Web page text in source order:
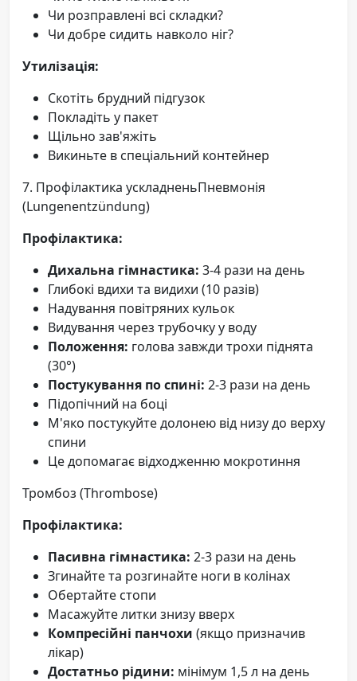
Чи розправлені всі складки?
Чи добре сидить навколо ніг?
Утилізація:
Скотіть брудний підгузок
Покладіть у пакет
Щільно зав'яжіть
Викиньте в спеціальний контейнер
7. Профілактика ускладненьПневмонія
(Lungenentzündung)
Профілактика:
Дихальна гімнастика: 3-4 рази на день
Глибокі вдихи та видихи (10 разів)
Надування повітряних кульок
Видування через трубочку у воду
Положення: голова завжди трохи піднята
(30°)
Постукування по спині: 2-3 рази на день
Підопічний на боці
М'яко постукуйте долонею від низу до верху
спини
Це допомагає відходженню мокротиння
Тромбоз (Thrombose)
Профілактика:
Пасивна гімнастика: 2-3 рази на день
Згинайте та розгинайте ноги в колінах
Обертайте стопи
Масажуйте литки знизу вверх
Компресійні панчохи (якщо призначив
лікар)
Достатньо рідини: мінімум 1,5 л на день